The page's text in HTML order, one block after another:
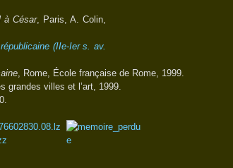
à César, Paris, A. Colin,
(IIe-Ier s. av.
, Rome, École française de Rome, 1999.
grandes villes et l’art, 1999.